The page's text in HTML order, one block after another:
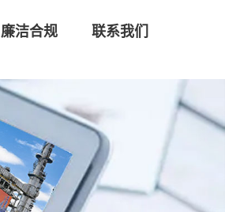
廉洁合规 联系我们